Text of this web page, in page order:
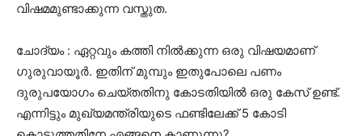
വിഷമമുണ്ടാക്കുന്ന വസ്തുത.
ചോദ്യം : ഏറ്റവും കത്തി നിൽക്കുന്ന ഒരു വിഷയമാണ്
ഗുരുവായൂർ. ഇതിന് മുമ്പും ഇതുപോലെ പണം
ദുരുപയോഗം ചെയ്തതിനു കോടതിയിൽ ഒരു കേസ് ഉണ്ട്.
എന്നിട്ടും മുഖ്യമന്ത്രിയുടെ ഫണ്ടിലേക്ക് 5 കോടി